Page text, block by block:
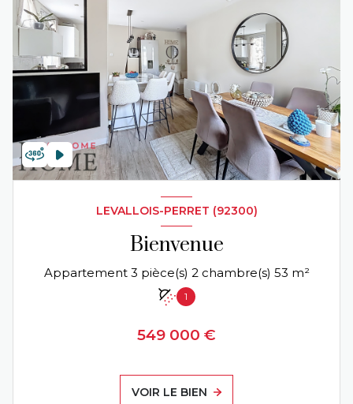
LEVALLOIS-PERRET (92300)
Bienvenue
Appartement 3 pièce(s) 2 chambre(s) 53 m²
1
549 000 €
VOIR LE BIEN